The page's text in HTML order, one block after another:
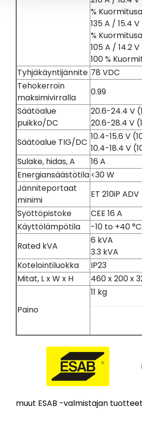
%
135 A / 15.4
%
105 A / 14.2
100 %
Tyhjäkäyntijännite 78 VDC
Tehokerroin
maksimivirralla
0.99
Säätöalue
puikko/DC
20.6-24.4 V
20.6-28.4 V
Säätöalue TIG/DC
10.4-15.6 V
10.4-18.4 V
Sulake, hidas, A
16 A
Energiansäästötila<30 W
Jänniteportaat
minimi
ET 210iP ADV
Syöttöpistoke
CEE 16 A
Käyttölämpötila
-10 to +40 °C
Rated kVA
6 kVA
3.3 kVA
Kotelointiluokka
IP23
Mitat, L x W x H
460 x 200 x
Paino
11 kg
muut ESAB -valmistajan tuotteet